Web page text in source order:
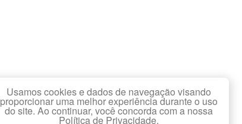
Usamos cookies e dados de navegação visando
proporcionar uma melhor experiência durante o uso
do site. Ao continuar, você concorda com a nossa
Política de Privacidade.